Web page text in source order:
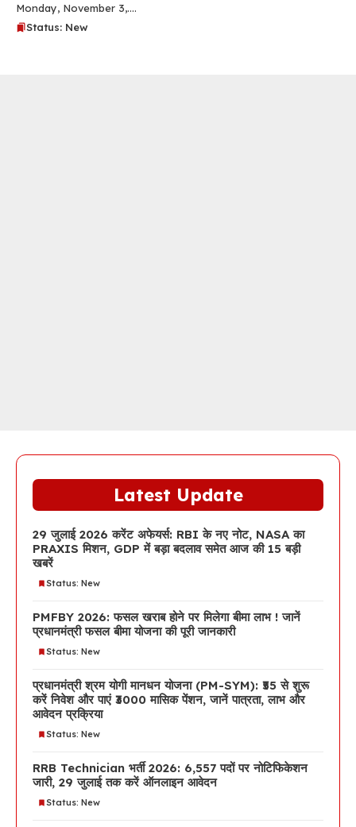
Monday, November 3,....
Status: New
Latest Update
29 जुलाई 2026 करेंट अफेयर्स: RBI के नए नोट, NASA का
PRAXIS मिशन, GDP में बड़ा बदलाव समेत आज की 15 बड़ी
खबरें
Status: New
PMFBY 2026: फसल खराब होने पर मिलेगा बीमा लाभ ! जानें
प्रधानमंत्री फसल बीमा योजना की पूरी जानकारी
Status: New
प्रधानमंत्री श्रम योगी मानधन योजना (PM-SYM): ₹55 से शुरू
करें निवेश और पाएं ₹3000 मासिक पेंशन, जानें पात्रता, लाभ और
आवेदन प्रक्रिया
Status: New
RRB Technician भर्ती 2026: 6,557 पदों पर नोटिफिकेशन
जारी, 29 जुलाई तक करें ऑनलाइन आवेदन
Status: New